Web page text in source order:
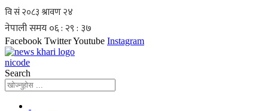
Skip
content
Facebook TwitterYoutube Instagram
nicode
Search